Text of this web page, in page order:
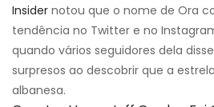
Insider notou que o nome de Ora
tendência no Twitter e no
quando vários seguidores dela
surpresos ao descobrir que a
albanesa.